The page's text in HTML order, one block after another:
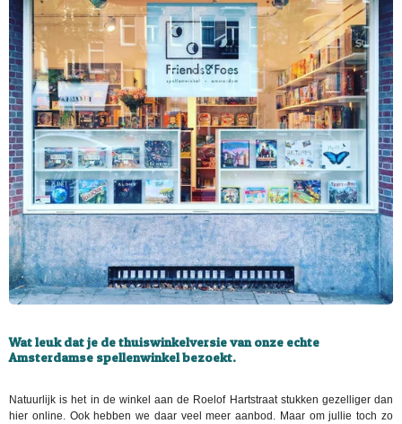
Wat leuk dat je de thuiswinkelversie van onze echte
Amsterdamse spellenwinkel bezoekt.
Natuurlijk is het in de winkel aan de Roelof Hartstraat stukken gezelliger dan
hier online. Ook hebben we daar veel meer aanbod. Maar om jullie toch zo